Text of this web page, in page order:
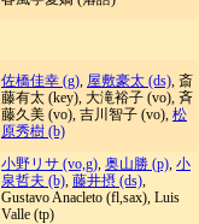
佐橋佳幸 (g), 屋敷豪太 (ds), 斎
藤有太 (key), 大滝裕子 (vo), 斉
藤久美 (vo), 吉川智子 (vo), 松
原秀樹 (b)
小野リサ (vo,g), 奥山勝 (p), 小
泉哲夫 (b), 藤井摂 (ds),
Gustavo Anacleto (fl,sax), Luis
Valle (tp)